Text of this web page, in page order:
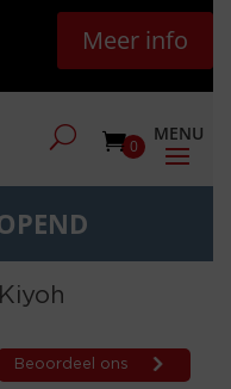
Meer info
0